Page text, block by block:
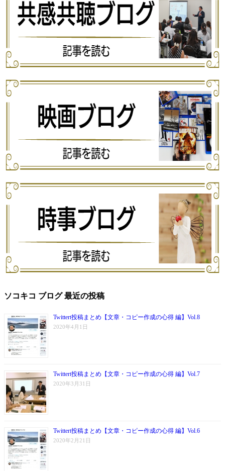
ソコキコ ブログ 最近の投稿
Twittert投稿まとめ【文章・コピー作成の心得 編】Vol.8
2020年4月1日
Twittert投稿まとめ【文章・コピー作成の心得 編】Vol.7
2020年3月31日
Twittert投稿まとめ【文章・コピー作成の心得 編】Vol.6
2020年2月21日